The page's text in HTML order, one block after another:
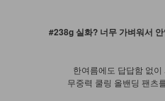
#238g 실화? 너무 가벼워서
한여름에도 답답함 없
무중력 쿨링 올밴딩 팬츠